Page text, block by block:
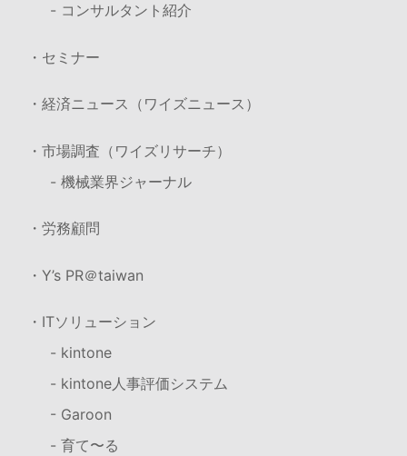
- コンサルタント紹介
・セミナー
・経済ニュース（ワイズニュース）
・市場調査（ワイズリサーチ）
- 機械業界ジャーナル
・労務顧問
・Y’s PR＠taiwan
・ITソリューション
- kintone
- kintone人事評価システム
- Garoon
- 育て〜る